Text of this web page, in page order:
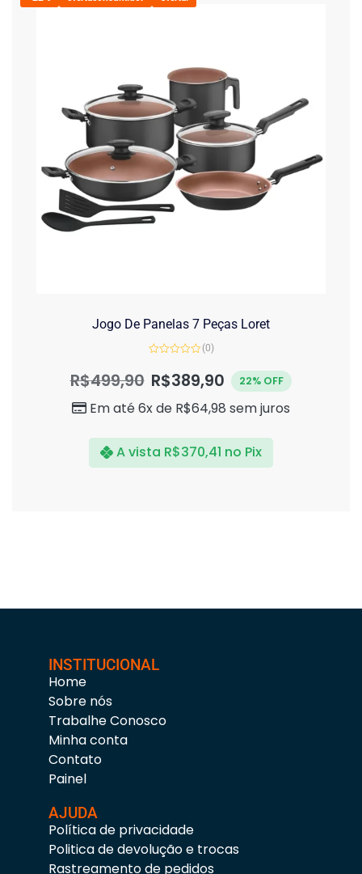
Jogo De Panelas 7 Peças Loret
de
(0)
R$499,90 R$389,90 22% OFF
Em até 6x de R$64,98 sem juros
A vista R$370,41 no Pix
INSTITUCIONAL
Home
Sobre nós
Trabalhe Conosco
Minha conta
Contato
Painel
AJUDA
Política de privacidade
Politica de devolução e trocas
Rastreamento de pedidos